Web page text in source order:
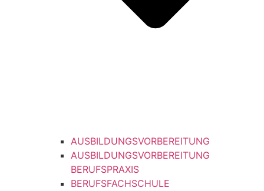
AUSBILDUNGSVORBEREITUNG
AUSBILDUNGSVORBEREITUNG
BERUFSPRAXIS
BERUFSFACHSCHULE